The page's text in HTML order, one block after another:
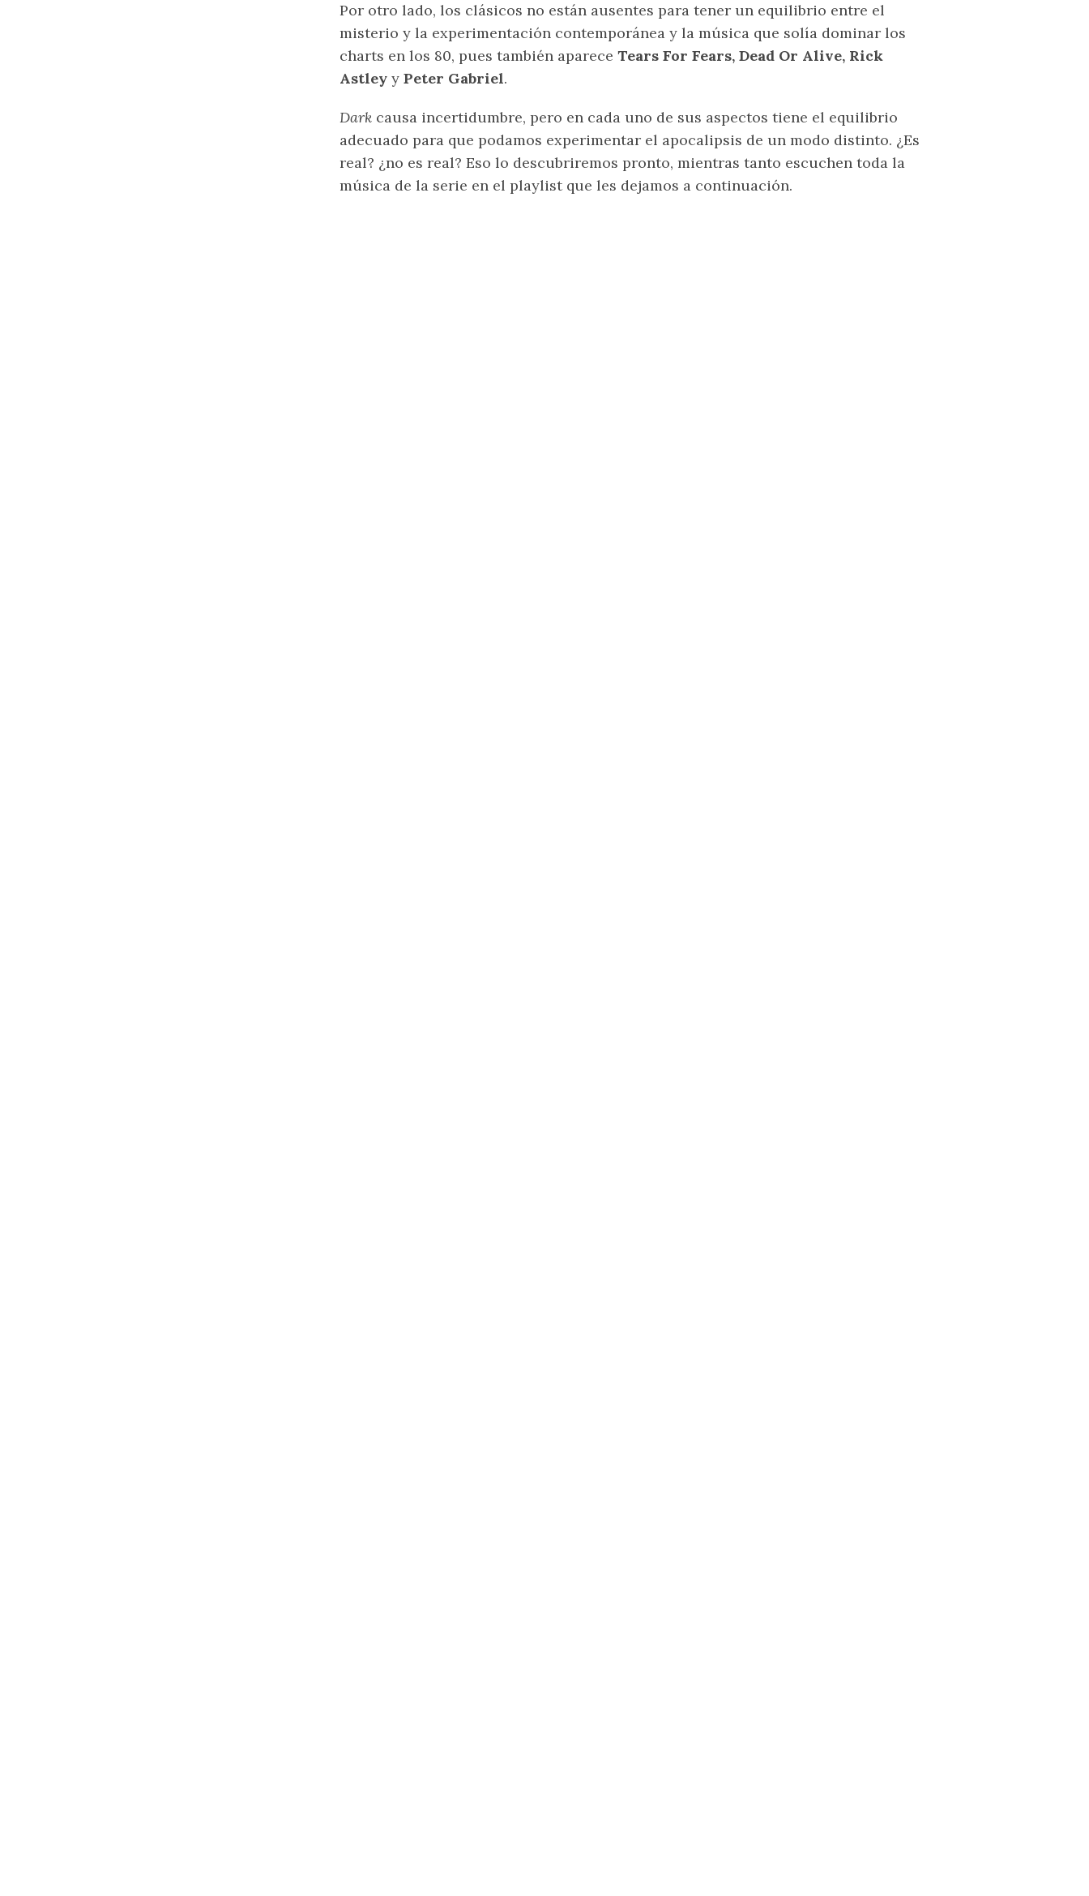
Por otro lado, los clásicos no están ausentes para tener un equilibrio entre el
misterio y la experimentación contemporánea y la música que solía dominar los
charts en los 80, pues también aparece Tears For Fears, Dead Or Alive, Rick
Astley y Peter Gabriel.
Dark causa incertidumbre, pero en cada uno de sus aspectos tiene el equilibrio
adecuado para que podamos experimentar el apocalipsis de un modo distinto. ¿Es
real? ¿no es real? Eso lo descubriremos pronto, mientras tanto escuchen toda la
música de la serie en el playlist que les dejamos a continuación.